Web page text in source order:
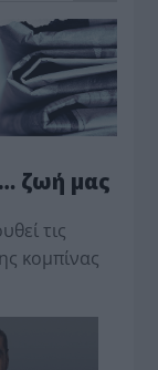
ζωή μας
τις
κο­μπίνας